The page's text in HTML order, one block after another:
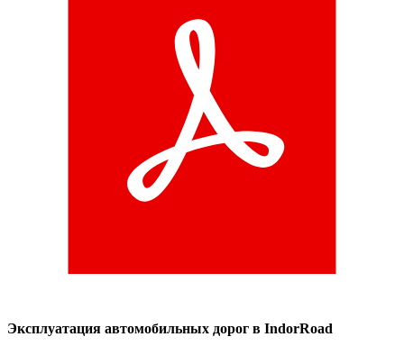
Эксплуатация автомобильных дорог в IndorRoad